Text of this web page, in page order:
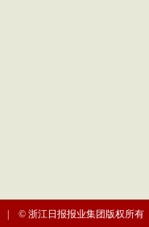
| © 浙江日报报业集团版权所有